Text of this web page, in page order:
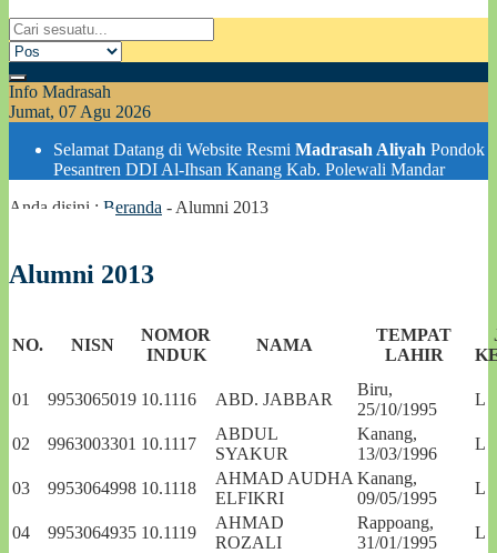
Info Madrasah
Jumat, 07 Agu 2026
Selamat Datang di Website Resmi Madrasah Aliyah Pondok
Pesantren DDI Al-Ihsan Kanang Kab. Polewali Mandar
Anda disini : Beranda - Alumni 2013
Alumni 2013
NO. NISN
NOMOR
INDUK
NAMA
TEMPAT
LAHIR
01 9953065019 10.1116 ABD. JABBAR
Biru,
25/10/1995
L
02 9963003301 10.1117
ABDUL
SYAKUR
Kanang,
13/03/1996
L
03 9953064998 10.1118
AHMAD AUDHA
ELFIKRI
Kanang,
09/05/1995
L
04 9953064935 10.1119
AHMAD
ROZALI
Rappoang,
31/01/1995
L